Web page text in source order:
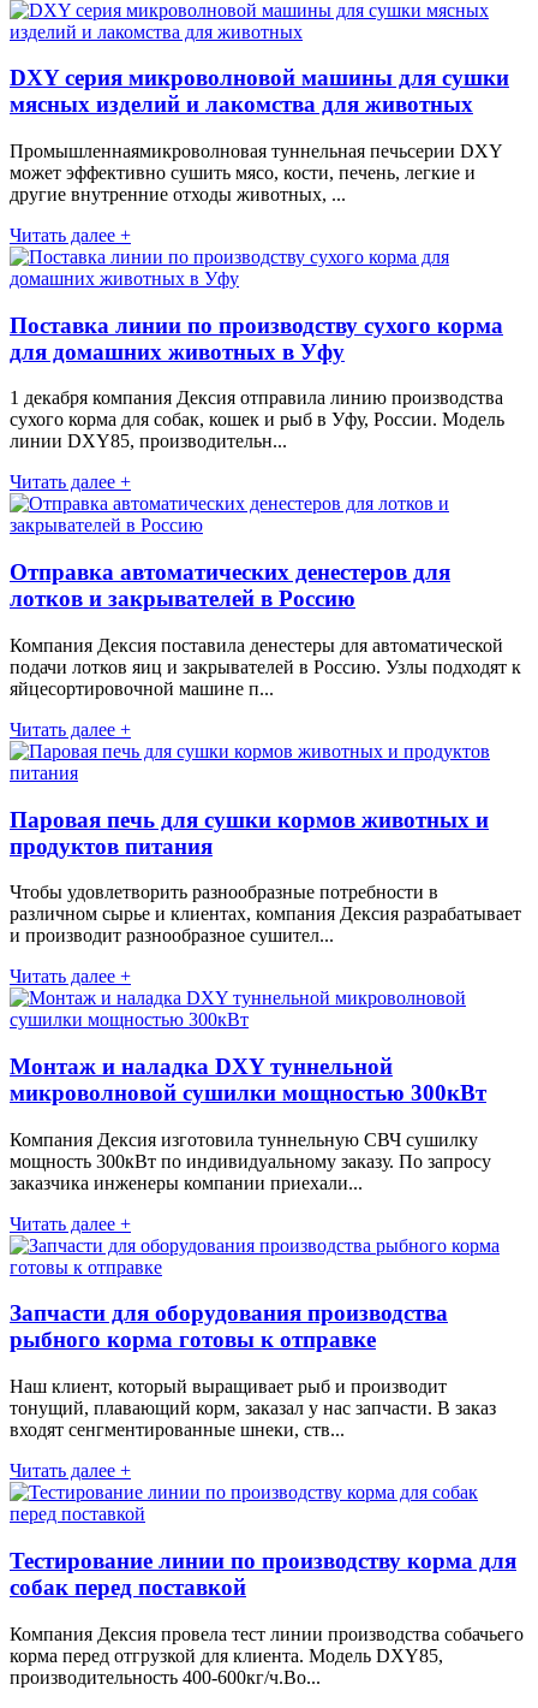
DXY серия микроволновой машины для сушки
мясных изделий и лакомства для животных
Промышленнаямикроволновая туннельная печьсерии DXY
может эффективно сушить мясо, кости, печень, легкие и
другие внутренние отходы животных, ...
Читать далее +
Поставка линии по производству сухого корма
для домашних животных в Уфу
1 декабря компания Дексия отправила линию производства
сухого корма для собак, кошек и рыб в Уфу, России. Модель
линии DXY85, производительн...
Читать далее +
Отправка автоматических денестеров для
лотков и закрывателей в Россию
Компания Дексия поставила денестеры для автоматической
подачи лотков яиц и закрывателей в Россию. Узлы подходят к
яйцесортировочной машине п...
Читать далее +
Паровая печь для сушки кормов животных и
продуктов питания
Чтобы удовлетворить разнообразные потребности в
различном сырье и клиентах, компания Дексия разрабатывает
и производит разнообразное сушител...
Читать далее +
Монтаж и наладка DXY туннельной
микроволновой сушилки мощностью 300кВт
Компания Дексия изготовила туннельную СВЧ сушилку
мощность 300кВт по индивидуальному заказу. По запросу
заказчика инженеры компании приехали...
Читать далее +
Запчасти для оборудования производства
рыбного корма готовы к отправке
Наш клиент, который выращивает рыб и производит
тонущий, плавающий корм, заказал у нас запчасти. В заказ
входят сенгментированные шнеки, ств...
Читать далее +
Тестирование линии по производству корма для
собак перед поставкой
Компания Дексия провела тест линии производства собачьего
корма перед отгрузкой для клиента. Модель DXY85,
производительность 400-600кг/ч.Во...